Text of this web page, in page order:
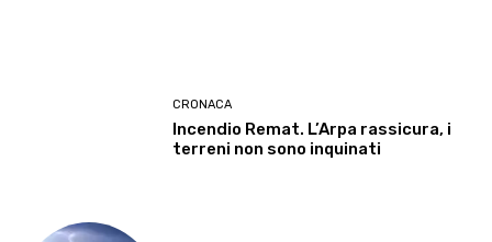
CRONACA
Incendio Remat. L’Arpa rassicura, i
terreni non sono inquinati